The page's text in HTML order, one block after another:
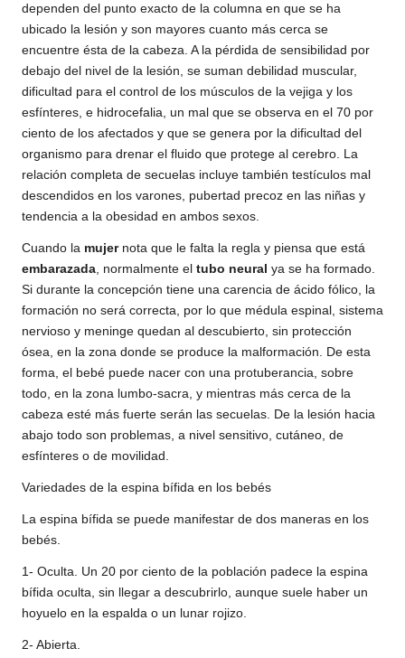
dependen del punto exacto de la columna en que se ha
ubicado la lesión y son mayores cuanto más cerca se
encuentre ésta de la cabeza. A la pérdida de sensibilidad por
debajo del nivel de la lesión, se suman debilidad muscular,
dificultad para el control de los músculos de la vejiga y los
esfínteres, e hidrocefalia, un mal que se observa en el 70 por
ciento de los afectados y que se genera por la dificultad del
organismo para drenar el fluido que protege al cerebro. La
relación completa de secuelas incluye también testículos mal
descendidos en los varones, pubertad precoz en las niñas y
tendencia a la obesidad en ambos sexos.
Cuando la mujernota que le falta la regla y piensa que está
embarazada , normalmente el tubo neural ya se ha formado.
Si durante la concepción tiene una carencia de ácido fólico, la
formación no será correcta, por lo que médula espinal, sistema
nervioso y meninge quedan al descubierto, sin protección
ósea, en la zona donde se produce la malformación. De esta
forma, el bebé puede nacer con una protuberancia, sobre
todo, en la zona lumbo-sacra, y mientras más cerca de la
cabeza esté más fuerte serán las secuelas. De la lesión hacia
abajo todo son problemas, a nivel sensitivo, cutáneo, de
esfínteres o de movilidad.
Variedades de la espina bífida en los bebés
La espina bífida se puede manifestar de dos maneras en los
bebés.
1- Oculta. Un 20 por ciento de la población padece la espina
bífida oculta, sin llegar a descubrirlo, aunque suele haber un
hoyuelo en la espalda o un lunar rojizo.
2- Abierta.